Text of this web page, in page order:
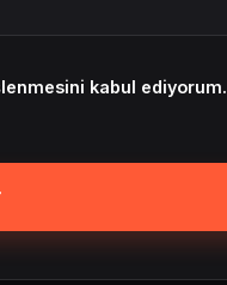
kabul ediyorum.